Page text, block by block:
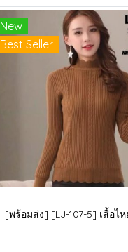
New
Best Seller